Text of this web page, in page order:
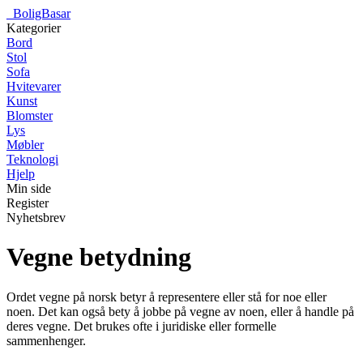
BoligBasar
Kategorier
Bord
Stol
Sofa
Hvitevarer
Kunst
Blomster
Lys
Møbler
Teknologi
Hjelp
Min side
Register
Nyhetsbrev
Vegne betydning
Ordet vegne på norsk betyr å representere eller stå for noe eller
noen. Det kan også bety å jobbe på vegne av noen, eller å handle på
deres vegne. Det brukes ofte i juridiske eller formelle
sammenhenger.